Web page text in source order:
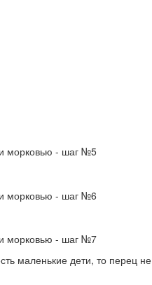
маленькие дети, то перец не